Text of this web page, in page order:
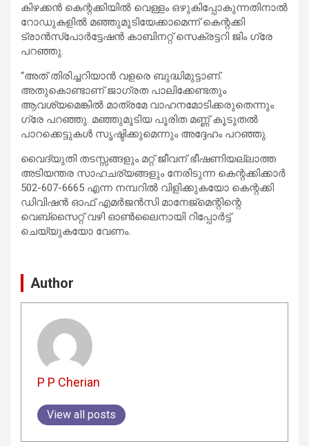
കിഴക്കൻ കെന്റക്കിയിൽ വെള്ളം ഒഴുകിപ്പോകുന്നതിനാൽ
റോഡുകളിൽ മഞ്ഞുമൂടിയേക്കാമെന്ന് കെന്റക്കി
ട്രാൻസ്‌പോർട്ടേഷൻ കാബിനറ്റ് സെക്രട്ടറി ജിം ഗ്രേ
പറഞ്ഞു.
“അത് തിരിച്ചറിയാൻ വളരെ ബുദ്ധിമുട്ടാണ്.
അതുകൊണ്ടാണ് ജാഗ്രത പാലിക്കേണ്ടതും
ആവശ്യമെങ്കിൽ മാത്രമേ വാഹനമോടിക്കരുതെന്നും
ഗ്രേ പറഞ്ഞു. മഞ്ഞുമൂടിയ പൂരിത മണ്ണ് കൂടുതൽ
പാറക്കെട്ടുകൾ സൃഷ്ടിക്കുമെന്നും അദ്ദേഹം പറഞ്ഞു.
വൈദ്യുതി തടസ്സങ്ങളും മറ്റ് ജീവന് ഭീഷണിയല്ലാത്ത
അടിയന്തര സാഹചര്യങ്ങളും നേരിടുന്ന കെന്റക്കിക്കാർ
502-607-6665 എന്ന നമ്പറിൽ വിളിക്കുകയോ കെന്റക്കി
ഡിവിഷൻ ഓഫ് എമർജൻസി മാനേജ്‌മെന്റിന്റെ
വെബ്‌സൈറ്റ് വഴി ഓൺലൈനായി റിപ്പോർട്ട്
ചെയ്യുകയോ വേണം.
Author
P P Cherian
View all posts